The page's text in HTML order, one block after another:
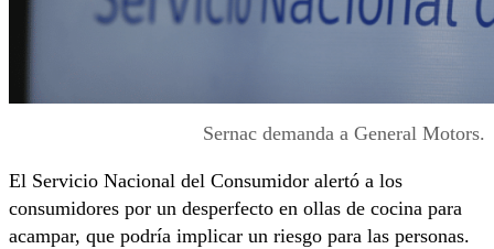
Sernac demanda a General Motors.
El Servicio Nacional del Consumidor alertó a los
consumidores por un desperfecto en ollas de cocina para
acampar, que podría implicar un riesgo para las personas.